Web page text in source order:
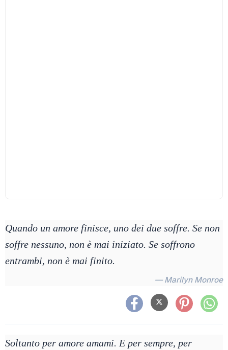
Quando un amore finisce, uno dei due soffre. Se non
soffre nessuno, non è mai iniziato. Se soffrono
entrambi, non è mai finito.
— Marilyn Monroe
Soltanto per amore amami. E per sempre, per